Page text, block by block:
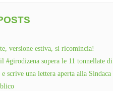
versione estiva, si ricomincia!
#girodizena supera le 11 tonnellate di
scrive una lettera aperta alla Sindaca